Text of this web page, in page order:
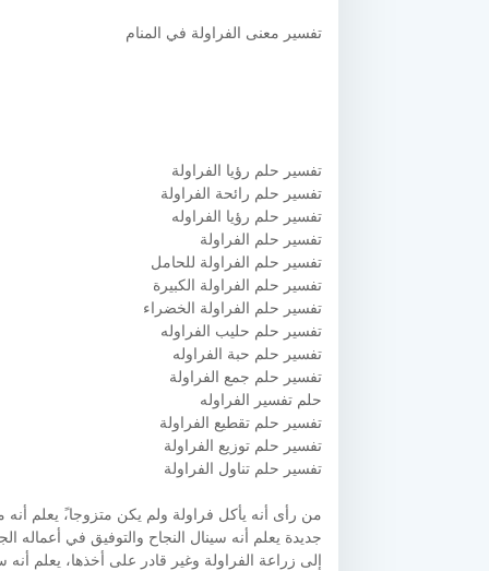
تفسير معنى الفراولة في المنام
تفسير حلم رؤيا الفراولة
تفسير حلم رائحة الفراولة
تفسير حلم رؤيا الفراوله
تفسير حلم الفراولة
تفسير حلم الفراولة للحامل
تفسير حلم الفراولة الكبيرة
تفسير حلم الفراولة الخضراء
تفسير حلم حليب الفراوله
تفسير حلم حبة الفراوله
تفسير حلم جمع الفراولة
حلم تفسير الفراوله
تفسير حلم تقطيع الفراولة
تفسير حلم توزيع الفراولة
تفسير حلم تناول الفراولة
من رأى أنه يأكل فراولة ولم يكن متزوجا،ً يعلم
جديدة يعلم أنه سينال النجاح والتوفيق في أعماله
إلى زراعة الفراولة وغير قادر على أخذها، يعلم